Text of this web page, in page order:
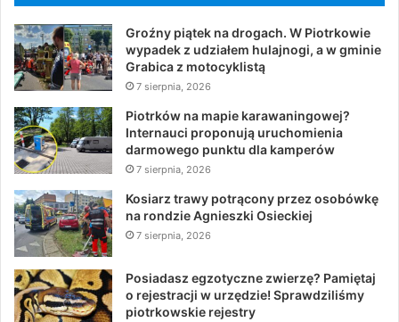
Groźny piątek na drogach. W Piotrkowie
wypadek z udziałem hulajnogi, a w gminie
Grabica z motocyklistą
7 sierpnia, 2026
Piotrków na mapie karawaningowej?
Internauci proponują uruchomienia
darmowego punktu dla kamperów
7 sierpnia, 2026
Kosiarz trawy potrącony przez osobówkę
na rondzie Agnieszki Osieckiej
7 sierpnia, 2026
Posiadasz egzotyczne zwierzę? Pamiętaj
o rejestracji w urzędzie! Sprawdziliśmy
piotrkowskie rejestry